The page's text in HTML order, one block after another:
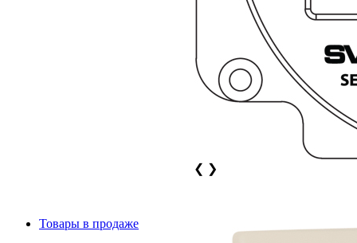
Товары в продаже
❮ ❯